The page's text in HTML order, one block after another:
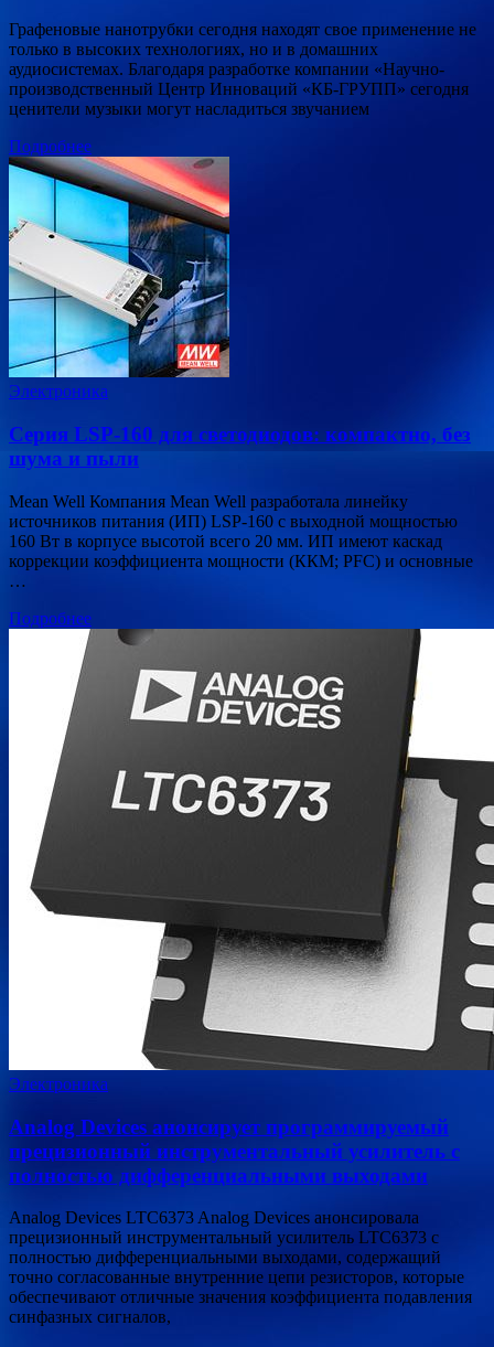
Графеновые нанотрубки сегодня находят свое применение не
только в высоких технологиях, но и в домашних
аудиосистемах. Благодаря разработке компании «Научно-
производственный Центр Инноваций «КБ-ГРУПП» сегодня
ценители музыки могут насладиться звучанием
Подробнее
Электроника
Серия LSP-160 для светодиодов: компактно, без
шума и пыли
Mean Well Компания Mean Well разработала линейку
источников питания (ИП) LSP-160 с выходной мощностью
160 Вт в корпусе высотой всего 20 мм. ИП имеют каскад
коррекции коэффициента мощности (ККМ; PFC) и основные
…
Подробнее
Электроника
Analog Devices анонсирует программируемый
прецизионный инструментальный усилитель с
полностью дифференциальными выходами
Analog Devices LTC6373 Analog Devices анонсировала
прецизионный инструментальный усилитель LTC6373 с
полностью дифференциальными выходами, содержащий
точно согласованные внутренние цепи резисторов, которые
обеспечивают отличные значения коэффициента подавления
синфазных сигналов,